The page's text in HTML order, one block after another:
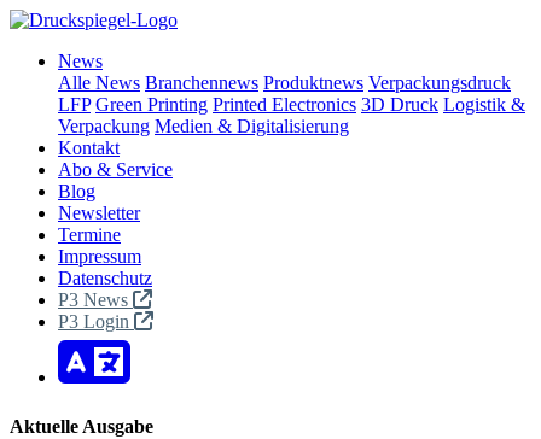
News
Alle News Branchennews Produktnews Verpackungsdruck
LFP Green Printing Printed Electronics 3D Druck Logistik &
Verpackung Medien & Digitalisierung
Kontakt
Abo & Service
Blog
Newsletter
Termine
Impressum
Datenschutz
P3 News
P3 Login
Aktuelle Ausgabe